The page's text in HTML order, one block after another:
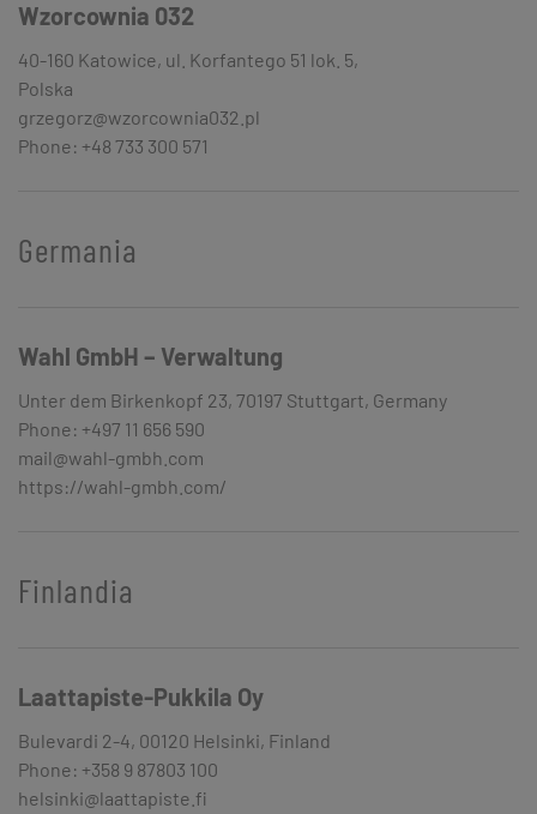
Wzorcownia 032
40-160 Katowice, ul. Korfantego 51 lok. 5,
Polska
grzegorz@wzorcownia032.pl
Phone: +48 733 300 571
Germania
Wahl GmbH – Verwaltung
Unter dem Birkenkopf 23, 70197 Stuttgart, Germany
Phone: +497 11 656 590
mail@wahl-gmbh.com
https://wahl-gmbh.com/
Finlandia
Laattapiste-Pukkila Oy
Bulevardi 2-4, 00120 Helsinki, Finland
Phone: +358 9 87803 100
helsinki@laattapiste.fi